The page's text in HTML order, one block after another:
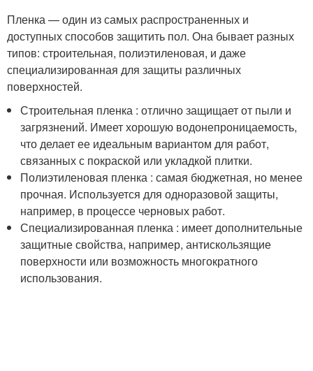
Пленка — один из самых распространенных и
доступных способов защитить пол. Она бывает разных
типов: строительная, полиэтиленовая, и даже
специализированная для защиты различных
поверхностей.
Строительная пленка : отлично защищает от пыли и
загрязнений. Имеет хорошую водонепроницаемость,
что делает ее идеальным вариантом для работ,
связанных с покраской или укладкой плитки.
Полиэтиленовая пленка : самая бюджетная, но менее
прочная. Используется для одноразовой защиты,
например, в процессе черновых работ.
Специализированная пленка : имеет дополнительные
защитные свойства, например, антискользящие
поверхности или возможность многократного
использования.